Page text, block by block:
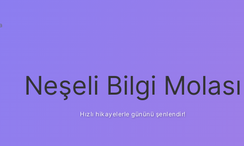
Neşeli Bilgi Molası
Hızlı hikayelerle gününü şenlendir!